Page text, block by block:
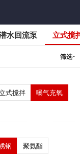
水回流泵 立式搅
筛选-
立式搅拌
曝气充氧
钢
聚氨酯